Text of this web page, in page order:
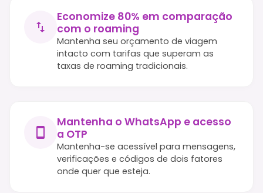
Economize 80% em comparação
com o roaming
Mantenha seu orçamento de viagem
intacto com tarifas que superam as
taxas de roaming tradicionais.
Mantenha o WhatsApp e acesso
a OTP
Mantenha-se acessível para mensagens,
verificações e códigos de dois fatores
onde quer que esteja.